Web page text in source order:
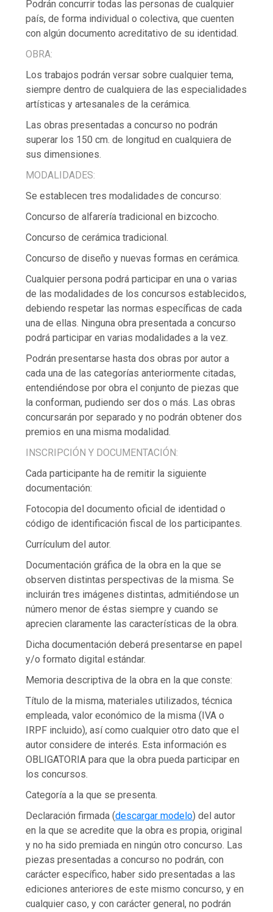
Podrán concurrir todas las personas de cualquier
país, de forma individual o colectiva, que cuenten
con algún documento acreditativo de su identidad.
OBRA:
Los trabajos podrán versar sobre cualquier tema,
siempre dentro de cualquiera de las especialidades
artísticas y artesanales de la cerámica.
Las obras presentadas a concurso no podrán
superar los 150 cm. de longitud en cualquiera de
sus dimensiones.
MODALIDADES:
Se establecen tres modalidades de concurso:
Concurso de alfarería tradicional en bizcocho.
Concurso de cerámica tradicional.
Concurso de diseño y nuevas formas en cerámica.
Cualquier persona podrá participar en una o varias
de las modalidades de los concursos establecidos,
debiendo respetar las normas específicas de cada
una de ellas. Ninguna obra presentada a concurso
podrá participar en varias modalidades a la vez.
Podrán presentarse hasta dos obras por autor a
cada una de las categorías anteriormente citadas,
entendiéndose por obra el conjunto de piezas que
la conforman, pudiendo ser dos o más. Las obras
concursarán por separado y no podrán obtener dos
premios en una misma modalidad.
INSCRIPCIÓN Y DOCUMENTACIÓN:
Cada participante ha de remitir la siguiente
documentación:
Fotocopia del documento oficial de identidad o
código de identificación fiscal de los participantes.
Currículum del autor.
Documentación gráfica de la obra en la que se
observen distintas perspectivas de la misma. Se
incluirán tres imágenes distintas, admitiéndose un
número menor de éstas siempre y cuando se
aprecien claramente las características de la obra.
Dicha documentación deberá presentarse en papel
y/o formato digital estándar.
Memoria descriptiva de la obra en la que conste:
Título de la misma, materiales utilizados, técnica
empleada, valor económico de la misma (IVA o
IRPF incluido), así como cualquier otro dato que el
autor considere de interés. Esta información es
OBLIGATORIA para que la obra pueda participar en
los concursos.
Categoría a la que se presenta.
Declaración firmada (descargar modelo) del autor
en la que se acredite que la obra es propia, original
y no ha sido premiada en ningún otro concurso. Las
piezas presentadas a concurso no podrán, con
carácter específico, haber sido presentadas a las
ediciones anteriores de este mismo concurso, y en
cualquier caso, y con carácter general, no podrán